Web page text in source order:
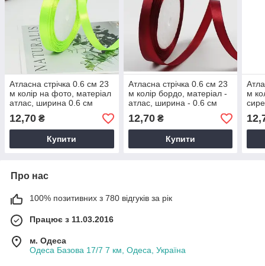
Атласна стрічка 0.6 см 23
м колір на фото, матеріал
атлас, ширина 0.6 см
12,70 ₴
Купити
Атласна стрічка 0.6 см 23
м колір бордо, матеріал -
атлас, ширина - 0.6 см
12,70₴
Купити
м
Про нас
100% позитивних з 780 відгуків за рік
Працює з 11.03.2016
м. Одеса
Одеса Базова 17/7 7 км, Одеса, Україна